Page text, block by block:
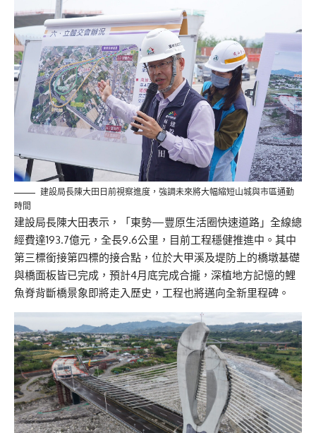
建設局長陳大田日前視察進度，強調未來將大幅縮短山城與市區通勤
時間
建設局長陳大田表示，「東勢—豐原生活圈快速道路」全線總
經費達193.7億元，全長9.6公里，目前工程穩健推進中。其中
第三標銜接第四標的接合點，位於大甲溪及堤防上的橋墩基礎
與橋面板皆已完成，預計4月底完成合攏，深植地方記憶的鯉
魚脊背斷橋景象即將走入歷史，工程也將邁向全新里程碑。